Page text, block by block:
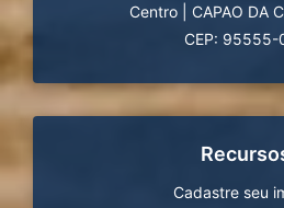
Centro
CAPAO DA
CEP: 95555-
Cadastre seu